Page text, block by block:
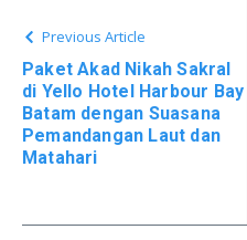
Previous Article
Paket Akad Nikah Sakral
di Yello Hotel Harbour Bay
Batam dengan Suasana
Pemandangan Laut dan
Matahari